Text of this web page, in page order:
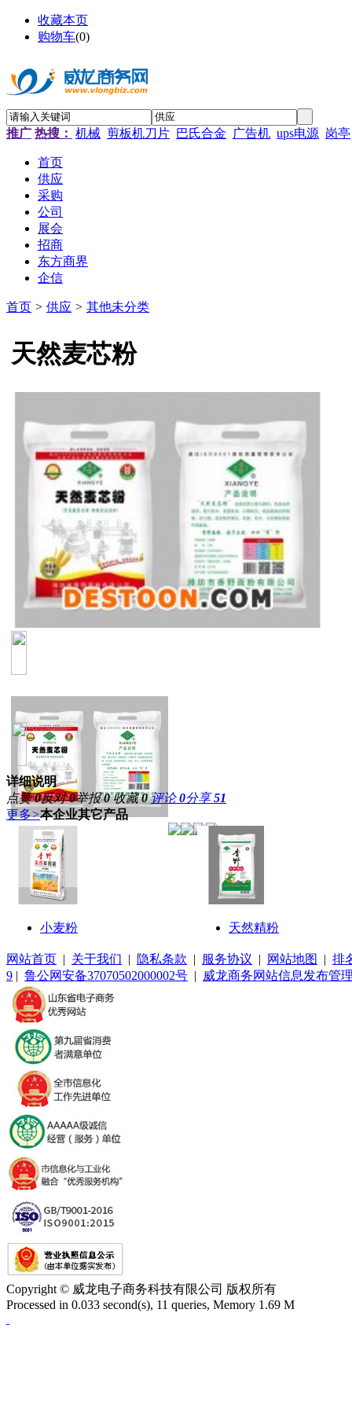
收藏本页
购物车(0)
推广 热搜： 机械 剪板机刀片 巴氏合金 广告机 ups电源 岗亭
首页
供应
采购
公司
展会
招商
东方商界
企信
首页 > 供应 > 其他未分类
天然麦芯粉
详细说明
点赞0反对0举报0 收藏0 评论0分享51
更多>本企业其它产品
小麦粉 天然精粉
网站首页 | 关于我们 | 隐私条款 | 服务协议 | 网站地图 | 排
9 | 鲁公网安备37070502000002号 | 威龙商务网站信息发布管
Copyright © 威龙电子商务科技有限公司 版权所有
Processed in 0.033 second(s), 11 queries, Memory 1.69 M